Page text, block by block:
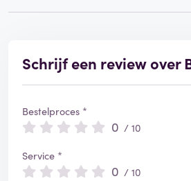
Schrijf een review over
Bestelproces *
0 / 10
Service *
0 / 10